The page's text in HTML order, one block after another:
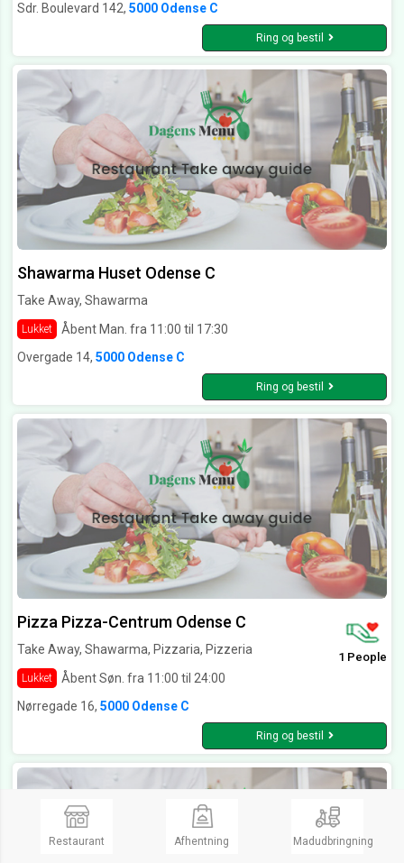
Sdr. Boulevard 142, 5000 Odense C
Ring og bestil
Shawarma Huset Odense C
Take Away, Shawarma
Lukket
Åbent Man. fra 11:00 til 17:30
Overgade 14, 5000 Odense C
Ring og bestil
Pizza Pizza-Centrum Odense C
Take Away, Shawarma, Pizzaria, Pizzeria
Lukket Åbent Søn. fra 11:00 til 24:00
1 People
Nørregade 16, 5000 Odense C
Ring og bestil
Restaurant Afhentning Madudbringning